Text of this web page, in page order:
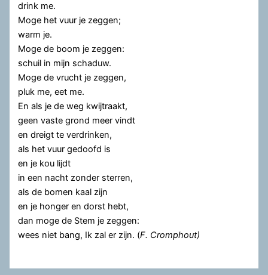
drink me.
Moge het vuur je zeggen;
warm je.
Moge de boom je zeggen:
schuil in mijn schaduw.
Moge de vrucht je zeggen,
pluk me, eet me.
En als je de weg kwijtraakt,
geen vaste grond meer vindt
en dreigt te verdrinken,
als het vuur gedoofd is
en je kou lijdt
in een nacht zonder sterren,
als de bomen kaal zijn
en je honger en dorst hebt,
dan moge de Stem je zeggen:
wees niet bang, Ik zal er zijn. (F. Cromphout)